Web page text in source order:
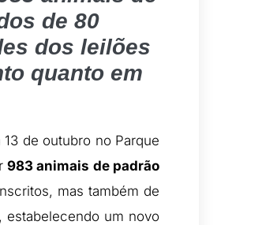
de 80
dos leilões
quanto em
13 de outubro no Parque
983 animais de padrão
mas também de
estabelecendo um novo